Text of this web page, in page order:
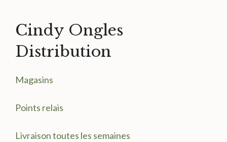
Cindy Ongles
Distribution
Magasins
Points relais
Livraison toutes les semaines